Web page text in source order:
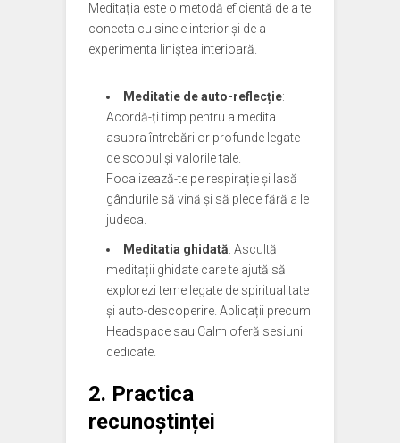
Meditația este o metodă eficientă de a te
conecta cu sinele interior și de a
experimenta liniștea interioară.
Meditatie de auto-reflecție:
Acordă-ți timp pentru a medita
asupra întrebărilor profunde legate
de scopul și valorile tale.
Focalizează-te pe respirație și lasă
gândurile să vină și să plece fără a le
judeca.
Meditatia ghidată: Ascultă
meditații ghidate care te ajută să
explorezi teme legate de spiritualitate
și auto-descoperire. Aplicații precum
Headspace sau Calm oferă sesiuni
dedicate.
2. Practica
recunoștinței